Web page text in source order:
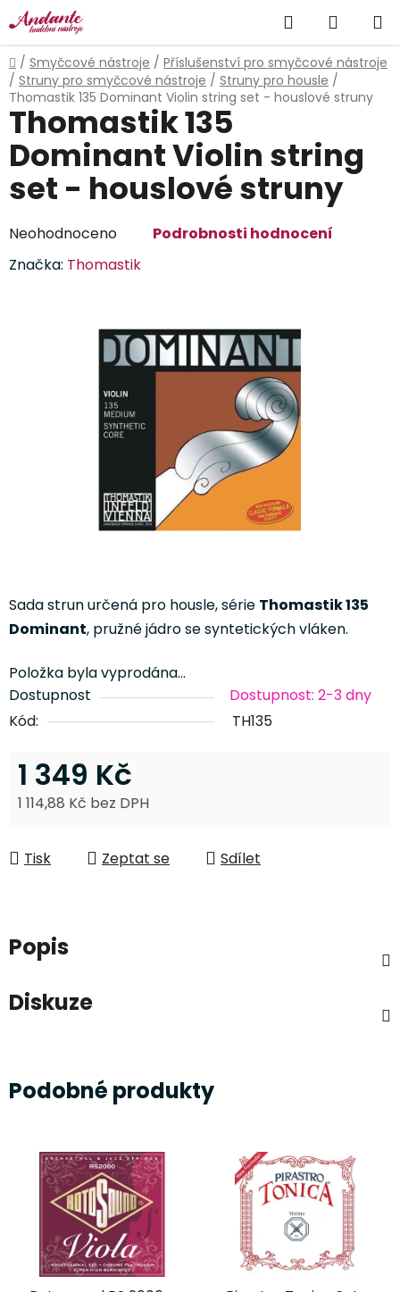
Přejít
na
obsah
Hledat
KOŠÍK
Domů
/ Smyčcové nástroje / Příslušenství pro smyčcové nástroje
/ Struny pro smyčcové nástroje / Struny pro housle /
Thomastik 135 Dominant Violin string set - houslové struny
Sada strun určená pro housle, série Thomastik 135
Dominant, pružné jádro se syntetických vláken.
Položka byla vyprodána…
Dostupnost
Dostupnost: 2-3 dny
Kód:
TH135
1 349 Kč
1 114,88 Kč bez DPH
Tisk
Zeptat se Sdílet
Thomastik 135
Dominant Violin string
set - houslové struny
Průměrné
produktu
Neohodnoceno
Podrobnosti hodnocení
Značka: Thomastik
Popis
Diskuze
Podobné produkty